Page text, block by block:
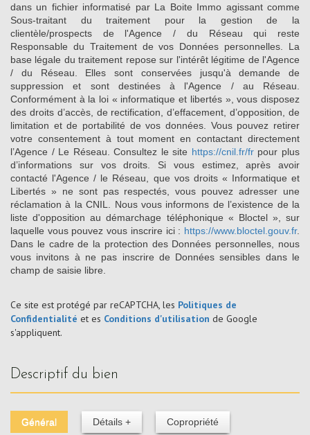
dans un fichier informatisé par La Boite Immo agissant comme
Sous-traitant du traitement pour la gestion de la
clientèle/prospects de l'Agence / du Réseau qui reste
Responsable du Traitement de vos Données personnelles. La
base légale du traitement repose sur l'intérêt légitime de l'Agence
/ du Réseau. Elles sont conservées jusqu'à demande de
suppression et sont destinées à l'Agence / au Réseau.
Conformément à la loi « informatique et libertés », vous disposez
des droits d’accès, de rectification, d’effacement, d’opposition, de
limitation et de portabilité de vos données. Vous pouvez retirer
votre consentement à tout moment en contactant directement
l’Agence / Le Réseau. Consultez le site https://cnil.fr/frpour plus
d’informations sur vos droits. Si vous estimez, après avoir
contacté l'Agence / le Réseau, que vos droits « Informatique et
Libertés » ne sont pas respectés, vous pouvez adresser une
réclamation à la CNIL. Nous vous informons de l’existence de la
liste d'opposition au démarchage téléphonique « Bloctel », sur
laquelle vous pouvez vous inscrire ici : https://www.bloctel.gouv.fr.
Dans le cadre de la protection des Données personnelles, nous
vous invitons à ne pas inscrire de Données sensibles dans le
champ de saisie libre.
Ce site est protégé par reCAPTCHA, les Politiques de
Confidentialité et es Conditions d'utilisation de Google
s'appliquent.
descriptif du bien
Général Détails + Copropriété